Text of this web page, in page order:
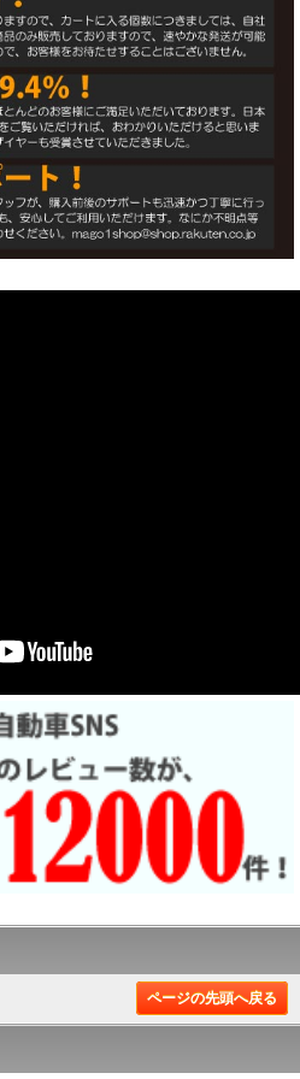
ページの先頭へ戻る